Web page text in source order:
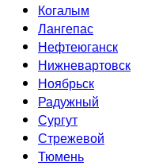
Когалым
Лангепас
Нефтеюганск
Нижневартовск
Ноябрьск
Радужный
Сургут
Стрежевой
Тюмень